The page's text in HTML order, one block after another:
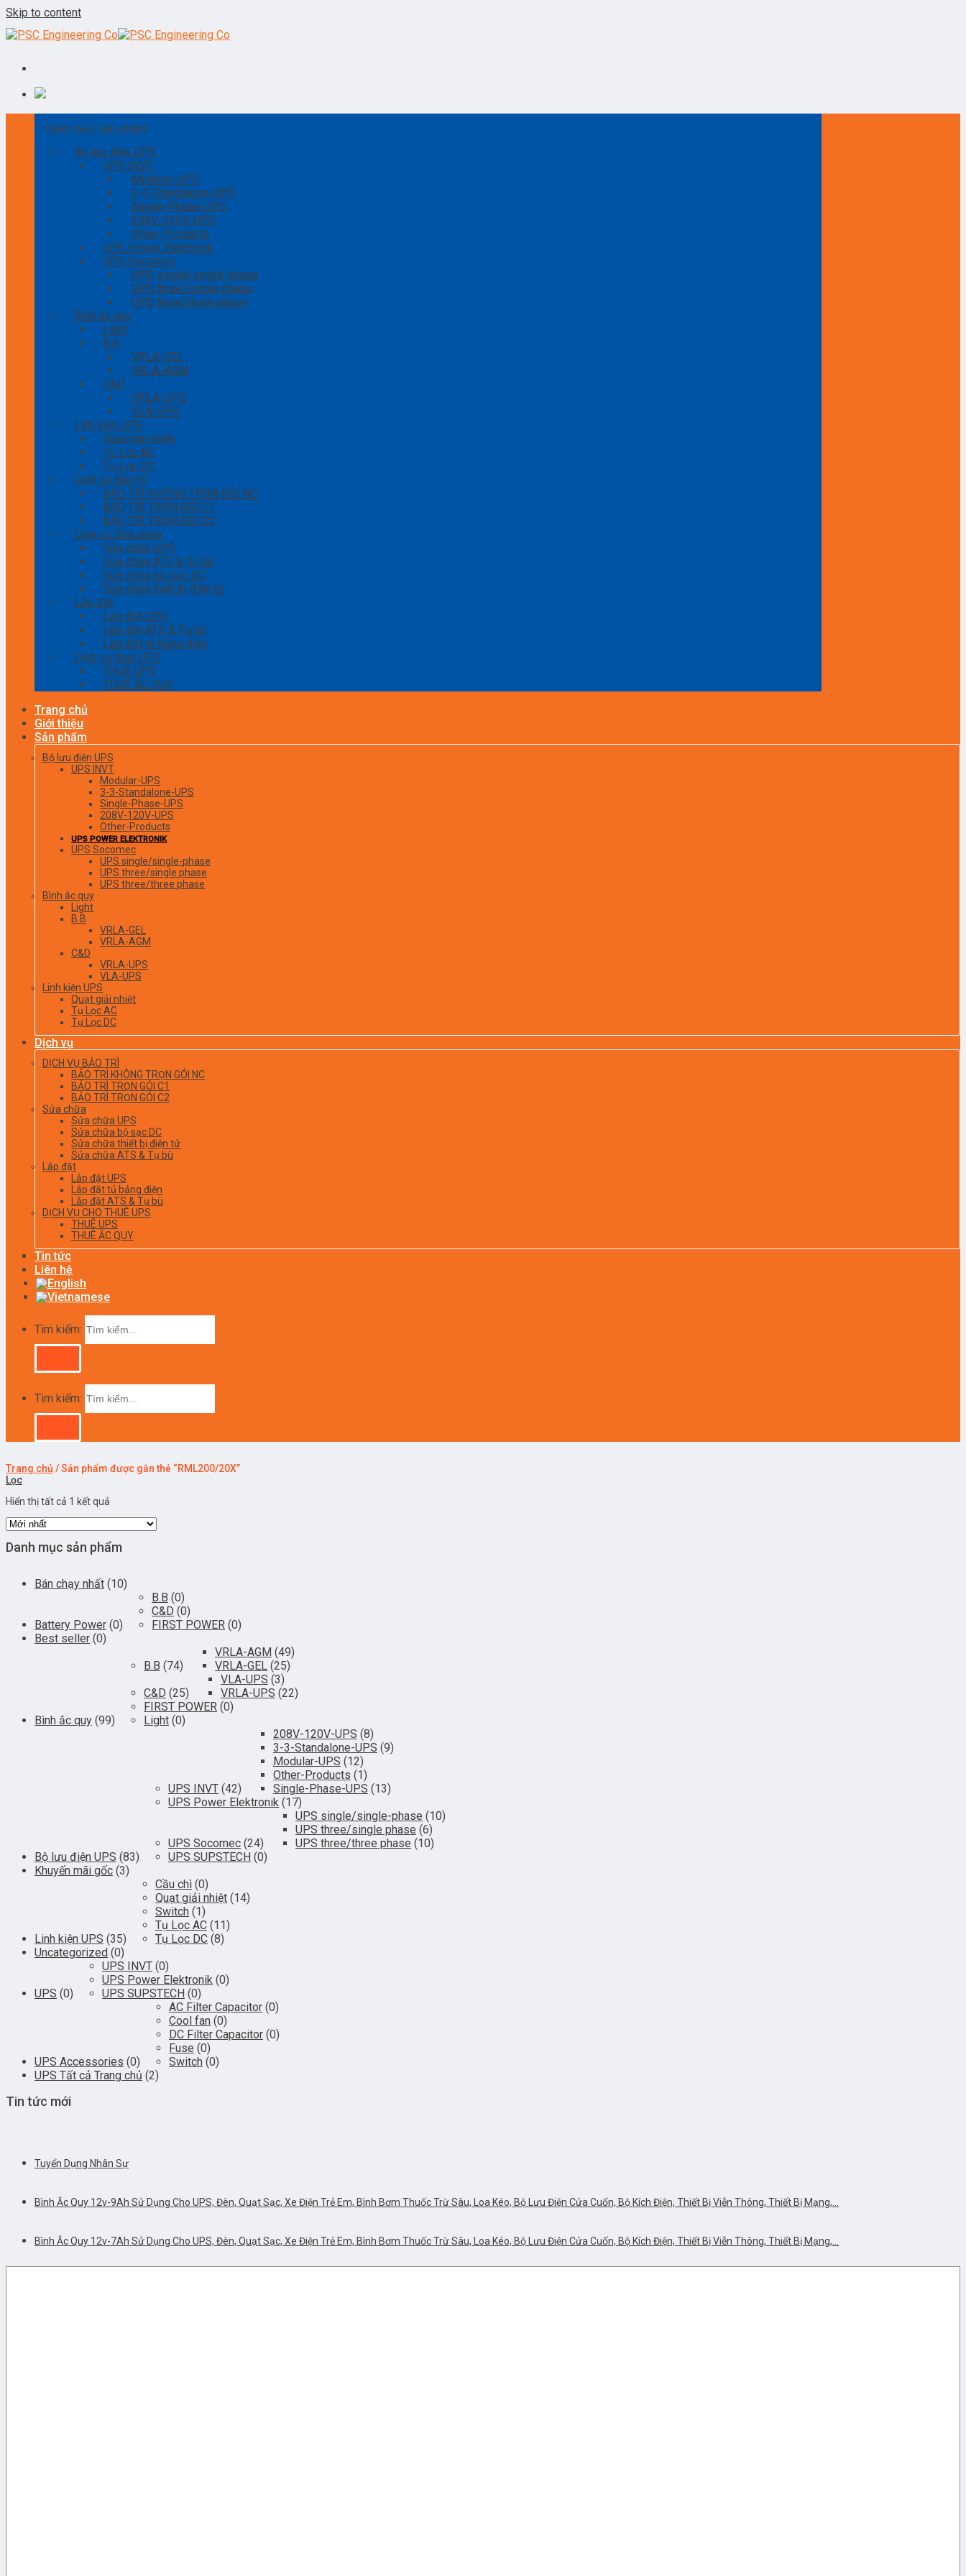
Skip to content
Danh mục sản phẩm
Bộ lưu điện UPS
UPS INVT
Modular-UPS
3-3-Standalone-UPS
Single-Phase-UPS
208V-120V-UPS
Other-Products
UPS Power Elektronik
UPS Socomec
UPS single/single-phase
UPS three/single phase
UPS three/three phase
Bình ắc quy
Light
B.B
VRLA-GEL
VRLA-AGM
C&D
VRLA-UPS
VLA-UPS
Linh kiện UPS
Quạt giải nhiệt
Tụ Lọc AC
Tụ Lọc DC
Dịch vụ Bảo trì
BẢO TRÌ KHÔNG TRỌN GÓI NC
BẢO TRÌ TRỌN GÓI C1
BẢO TRÌ TRỌN GÓI C2
Dịch vụ Sửa chữa
Sửa chữa UPS
Sửa chữa ATS & Tụ bù
Sửa chữa bộ sạc DC
Sửa chữa thiết bị điện tử
Lắp đặt
Lắp đặt UPS
Lắp đặt ATS & Tụ bù
Lắp đặt tủ bảng điện
Dịch vụ thuê UPS
THUÊ UPS
THUÊ ẮC QUY
Trang chủ
Giới thiệu
Sản phẩm
Bộ lưu điện UPS
UPS INVT
Modular-UPS
3-3-Standalone-UPS
Single-Phase-UPS
208V-120V-UPS
Other-Products
UPS POWER ELEKTRONIK
UPS Socomec
UPS single/single-phase
UPS three/single phase
UPS three/three phase
Bình ắc quy
Light
B.B
VRLA-GEL
VRLA-AGM
C&D
VRLA-UPS
VLA-UPS
Linh kiện UPS
Quạt giải nhiệt
Tụ Lọc AC
Tụ Lọc DC
Dịch vụ
DỊCH VỤ BẢO TRÌ
BẢO TRÌ KHÔNG TRỌN GÓI NC
BẢO TRÌ TRỌN GÓI C1
BẢO TRÌ TRỌN GÓI C2
Sửa chữa
Sửa chữa UPS
Sửa chữa bộ sạc DC
Sửa chữa thiết bị điện tử
Sửa chữa ATS & Tụ bù
Lắp đặt
Lắp đặt UPS
Lắp đặt tủ bảng điện
Lắp đặt ATS & Tụ bù
DỊCH VỤ CHO THUÊ UPS
THUÊ UPS
THUÊ ẮC QUY
Tin tức
Liên hệ
Tìm kiếm:
Tìm kiếm:
Trang chủ /Sản phẩm được gắn thẻ “RML200/20X”
Lọc
Hiển thị tất cả 1 kết quả
Danh mục sản phẩm
Bán chạy nhất (10)
Battery Power (0)
B.B (0)
C&D (0)
FIRST POWER (0)
Best seller (0)
Bình ắc quy (99)
B.B (74)
VRLA-AGM (49)
VRLA-GEL (25)
C&D (25)
VLA-UPS (3)
VRLA-UPS (22)
FIRST POWER (0)
Light (0)
Bộ lưu điện UPS (83)
UPS INVT (42)
208V-120V-UPS (8)
3-3-Standalone-UPS (9)
Modular-UPS (12)
Other-Products (1)
Single-Phase-UPS (13)
UPS Power Elektronik (17)
UPS Socomec (24)
UPS single/single-phase (10)
UPS three/single phase (6)
UPS three/three phase (10)
UPS SUPSTECH (0)
Khuyến mãi gốc (3)
Linh kiện UPS (35)
Cầu chì (0)
Quạt giải nhiệt (14)
Switch (1)
Tụ Lọc AC (11)
Tụ Lọc DC (8)
Uncategorized (0)
UPS (0)
UPS INVT (0)
UPS Power Elektronik (0)
UPS SUPSTECH (0)
UPS Accessories (0)
AC Filter Capacitor (0)
Cool fan (0)
DC Filter Capacitor (0)
Fuse (0)
Switch (0)
UPS Tất cả Trang chủ (2)
Tin tức mới
Tuyển Dụng Nhân Sự
Bình Ắc Quy 12v-9Ah Sử Dụng Cho UPS, Đèn, Quạt Sạc, Xe Điện Trẻ Em, Bình Bơm Thuốc Trừ Sâu, Loa Kéo, Bộ Lưu Điện Cửa Cuốn, Bộ Kích Điện, Thiết Bị Viễn Thông, Thiết Bị Mạng,…
Bình Ắc Quy 12v-7Ah Sử Dụng Cho UPS, Đèn, Quạt Sạc, Xe Điện Trẻ Em, Bình Bơm Thuốc Trừ Sâu, Loa Kéo, Bộ Lưu Điện Cửa Cuốn, Bộ Kích Điện, Thiết Bị Viễn Thông, Thiết Bị Mạng,…